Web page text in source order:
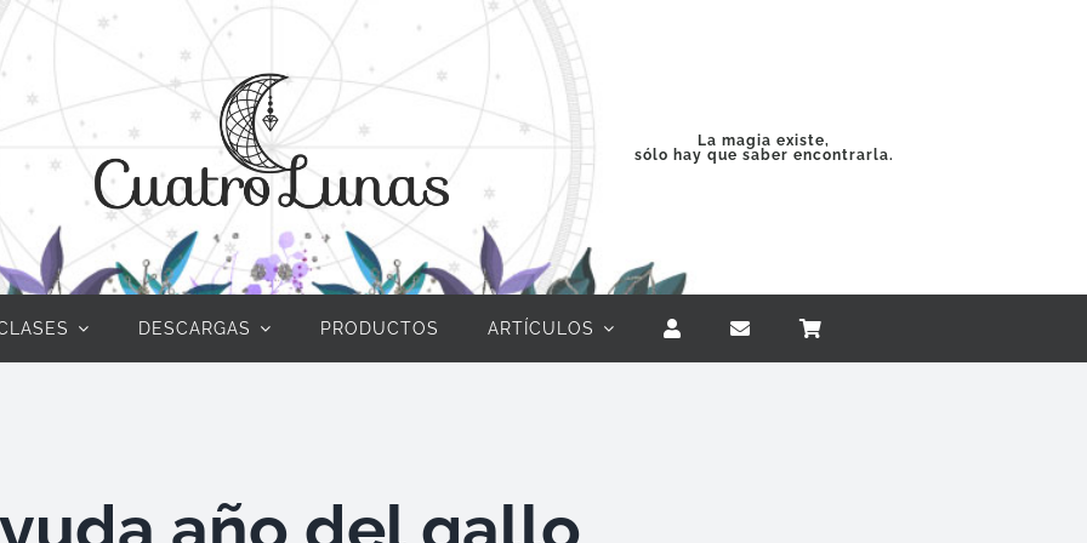
La magia existe,
sólo hay que saber encontrarla.
DESCARGAS PRODUCTOS ARTÍCULOS